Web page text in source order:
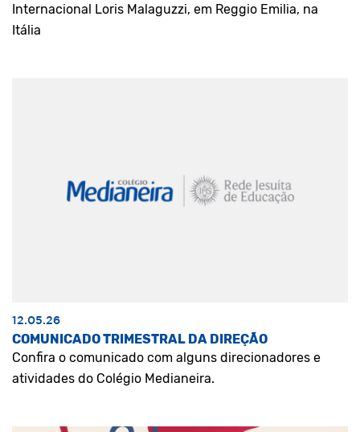
Internacional Loris Malaguzzi, em Reggio Emilia, na
Itália
12.05.26
COMUNICADO TRIMESTRAL DA DIREÇÃO
Confira o comunicado com alguns direcionadores e
atividades do Colégio Medianeira.